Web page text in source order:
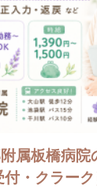
属板橋病院
付・クラー